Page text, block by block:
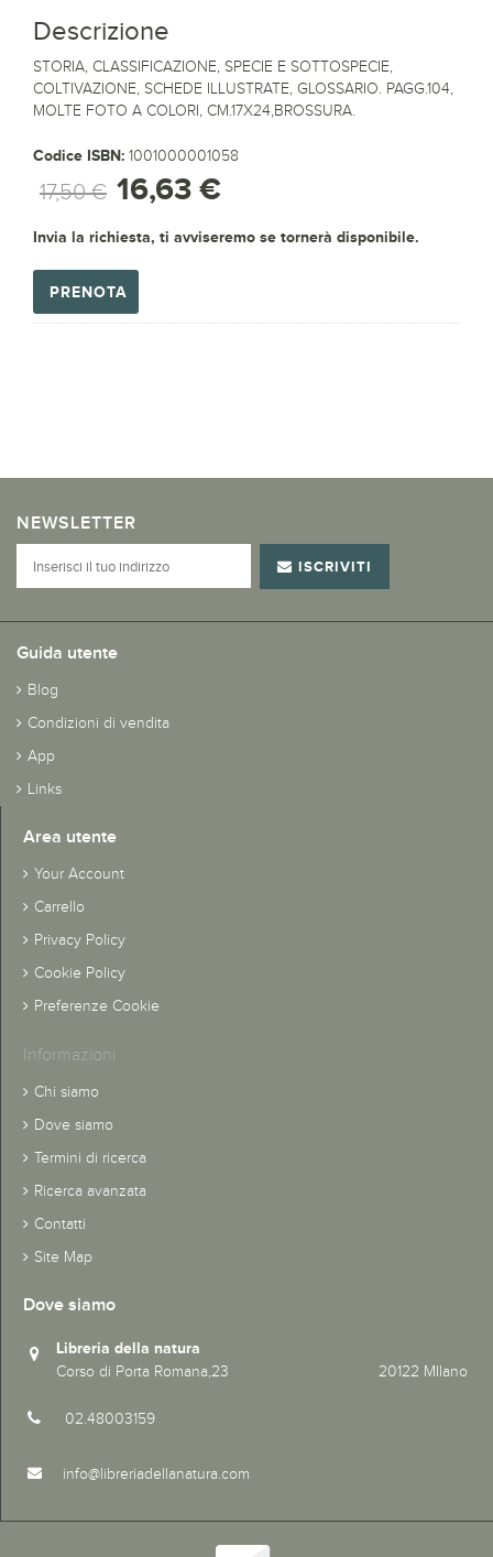
Descrizione
STORIA, CLASSIFICAZIONE, SPECIE E SOTTOSPECIE,
COLTIVAZIONE, SCHEDE ILLUSTRATE, GLOSSARIO. PAGG.104,
MOLTE FOTO A COLORI, CM.17X24,BROSSURA.
Codice ISBN: 1001000001058
17,50 € 16,63 €
Invia la richiesta, ti avviseremo se tornerà disponibile.
PRENOTA
NEWSLETTER
ISCRIVITI
Guida utente
Blog
Condizioni di vendita
App
Links
Area utente
Your Account
Carrello
Privacy Policy
Cookie Policy
Preferenze Cookie
Informazioni
Chi siamo
Dove siamo
Termini di ricerca
Ricerca avanzata
Contatti
Site Map
Dove siamo
Libreria della natura
Corso di Porta Romana,23 20122 MIlano
02.48003159
info@libreriadellanatura.com